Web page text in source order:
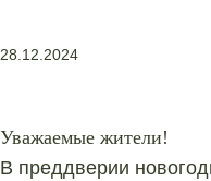
28.12.2024
Уважаемые жители!
В преддверии